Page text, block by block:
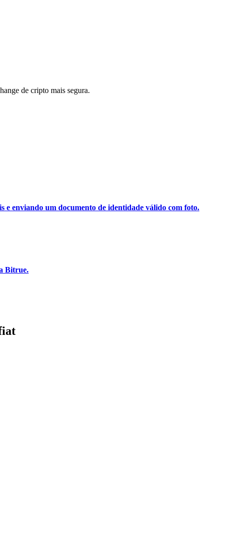
de cripto mais segura.
e enviando um documento de identidade válido com foto.
Bitrue.